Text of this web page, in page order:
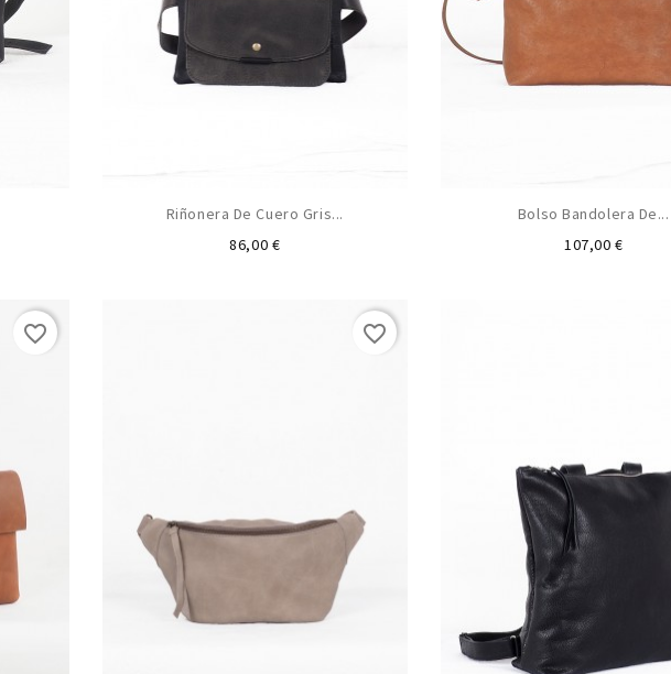
Riñonera De Cuero Gris...
86,00 €Precio
Bolso Bandolera De...
107,00 €Precio
favorite_border favorite_border